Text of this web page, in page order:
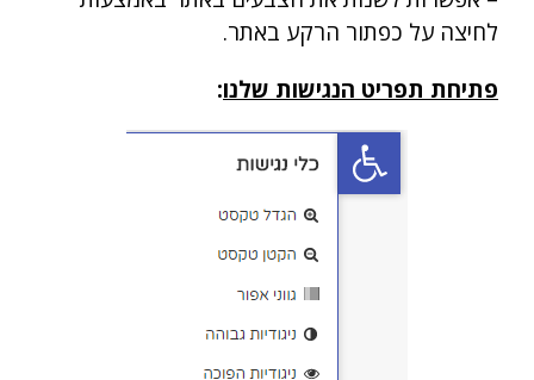
לחיצה על כפתור הרקע באתר.
פתיחת תפריט הנגישות שלנו: